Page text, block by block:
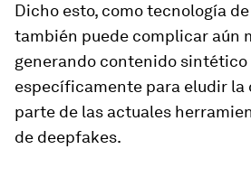
Dicho esto, como tecnología
también puede complicar aún
generando contenido sintético
específicamente para eludir la
parte de las actuales
de deepfakes.